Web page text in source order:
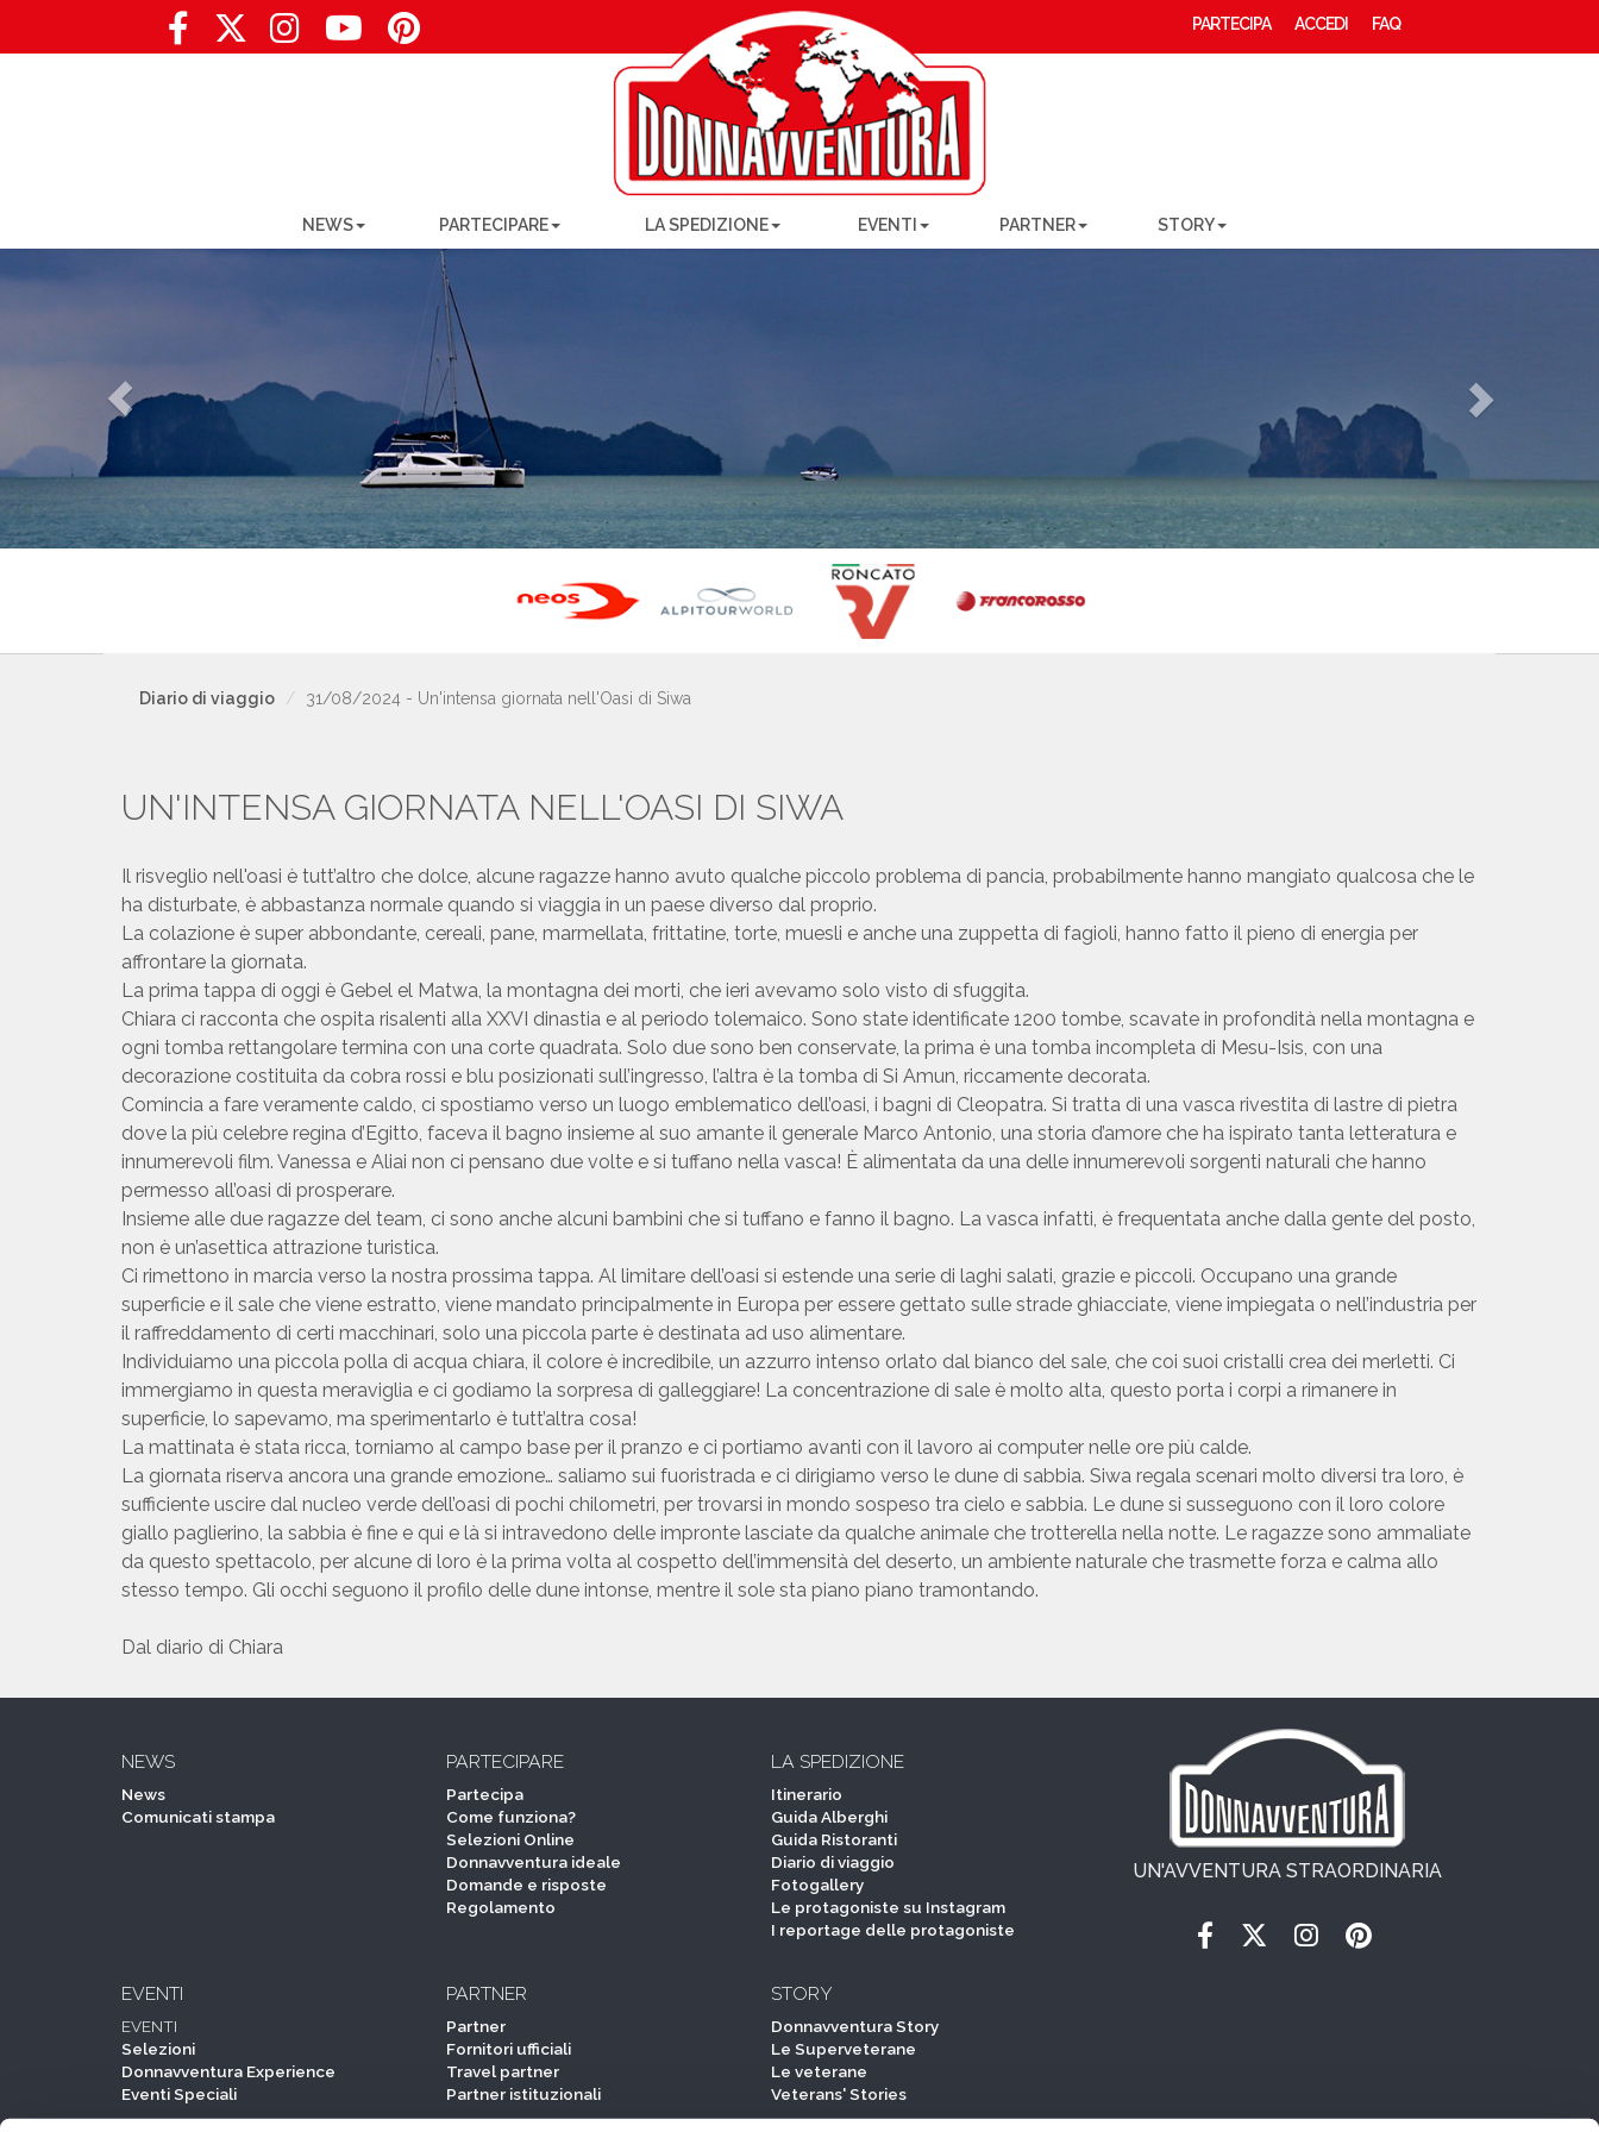
PARTECIPA ACCEDI FAQ
NEWS PARTECIPARE LA SPEDIZIONE EVENTI PARTNER STORY
Diario di viaggio 31/08/2024 - Un'intensa giornata nell'Oasi di Siwa
UN'INTENSA GIORNATA NELL'OASI DI SIWA
Il risveglio nell'oasi è tutt’altro che dolce, alcune ragazze hanno avuto qualche piccolo problema di pancia, probabilmente hanno mangiato qualcosa che le
ha disturbate, è abbastanza normale quando si viaggia in un paese diverso dal proprio.
La colazione è super abbondante, cereali, pane, marmellata, frittatine, torte, muesli e anche una zuppetta di fagioli, hanno fatto il pieno di energia per
affrontare la giornata.
La prima tappa di oggi è Gebel el Matwa, la montagna dei morti, che ieri avevamo solo visto di sfuggita.
Chiara ci racconta che ospita risalenti alla XXVI dinastia e al periodo tolemaico. Sono state identificate 1200 tombe, scavate in profondità nella montagna e
ogni tomba rettangolare termina con una corte quadrata. Solo due sono ben conservate, la prima è una tomba incompleta di Mesu-Isis, con una
decorazione costituita da cobra rossi e blu posizionati sull’ingresso, l’altra è la tomba di Si Amun, riccamente decorata.
Comincia a fare veramente caldo, ci spostiamo verso un luogo emblematico dell’oasi, i bagni di Cleopatra. Si tratta di una vasca rivestita di lastre di pietra
dove la più celebre regina d’Egitto, faceva il bagno insieme al suo amante il generale Marco Antonio, una storia d’amore che ha ispirato tanta letteratura e
innumerevoli film. Vanessa e Aliai non ci pensano due volte e si tuffano nella vasca! È alimentata da una delle innumerevoli sorgenti naturali che hanno
permesso all’oasi di prosperare.
Insieme alle due ragazze del team, ci sono anche alcuni bambini che si tuffano e fanno il bagno. La vasca infatti, è frequentata anche dalla gente del posto,
non è un’asettica attrazione turistica.
Ci rimettono in marcia verso la nostra prossima tappa. Al limitare dell’oasi si estende una serie di laghi salati, grazie e piccoli. Occupano una grande
superficie e il sale che viene estratto, viene mandato principalmente in Europa per essere gettato sulle strade ghiacciate, viene impiegata o nell’industria per
il raffreddamento di certi macchinari, solo una piccola parte è destinata ad uso alimentare.
Individuiamo una piccola polla di acqua chiara, il colore è incredibile, un azzurro intenso orlato dal bianco del sale, che coi suoi cristalli crea dei merletti. Ci
immergiamo in questa meraviglia e ci godiamo la sorpresa di galleggiare! La concentrazione di sale è molto alta, questo porta i corpi a rimanere in
superficie, lo sapevamo, ma sperimentarlo è tutt’altra cosa!
La mattinata è stata ricca, torniamo al campo base per il pranzo e ci portiamo avanti con il lavoro ai computer nelle ore più calde.
La giornata riserva ancora una grande emozione… saliamo sui fuoristrada e ci dirigiamo verso le dune di sabbia. Siwa regala scenari molto diversi tra loro, è
sufficiente uscire dal nucleo verde dell’oasi di pochi chilometri, per trovarsi in mondo sospeso tra cielo e sabbia. Le dune si susseguono con il loro colore
giallo paglierino, la sabbia è fine e qui e là si intravedono delle impronte lasciate da qualche animale che trotterella nella notte. Le ragazze sono ammaliate
da questo spettacolo, per alcune di loro è la prima volta al cospetto dell’immensità del deserto, un ambiente naturale che trasmette forza e calma allo
stesso tempo. Gli occhi seguono il profilo delle dune intonse, mentre il sole sta piano piano tramontando.
Dal diario di Chiara
NEWS
News
Comunicati stampa
PARTECIPARE
Partecipa
Come funziona?
Selezioni Online
Donnavventura ideale
Domande e risposte
Regolamento
LA SPEDIZIONE
Itinerario
Guida Alberghi
Guida Ristoranti
Diario di viaggio
Fotogallery
Le protagoniste su Instagram
I reportage delle protagoniste
EVENTI
EVENTI
Selezioni
Donnavventura Experience
Eventi Speciali
PARTNER
Partner
Fornitori ufficiali
Travel partner
Partner istituzionali
STORY
Donnavventura Story
Le Superveterane
Le veterane
Veterans' Stories
UN'AVVENTURA STRAORDINARIA